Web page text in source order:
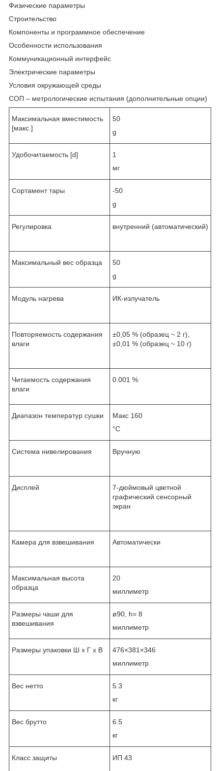
Физические параметры
Строительство
Компоненты и программное обеспечение
Особенности использования
Коммуникационный интерфейс
Электрические параметры
Условия окружающей среды
СОП – метрологические испытания (дополнительные опции)
Максимальная вместимость
[макс.]
50
g
Удобочитаемость [d]
1
мг
Сортамент тары
-50
g
Регулировка внутренний (автоматический)
Максимальный вес образца
50
g
Модуль нагрева ИК-излучатель
Повторяемость содержания
влаги
±0,05 % (образец ~ 2 г),
±0,01 % (образец ~ 10 г)
Читаемость содержания
влаги
0.001 %
Диапазон температур сушки
Макс 160
°С
Система нивелирования Вручную
Дисплей
7-дюймовый цветной
графический сенсорный
экран
Камера для взвешивания Автоматически
Максимальная высота
образца
20
миллиметр
Размеры чаши для
взвешивания
ø90, h= 8
миллиметр
Размеры упаковки Ш x Г x В
476×381×346
миллиметр
Вес нетто
5.3
кг
Вес брутто
6.5
кг
Класс защиты ИП 43